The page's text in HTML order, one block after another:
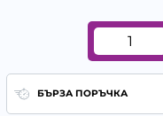
БЪРЗА ПОРЪЧКА